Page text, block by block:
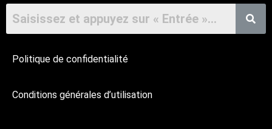
Politique de confidentialité
Conditions générales d’utilisation